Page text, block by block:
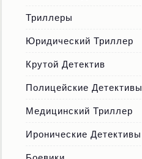
Триллеры
Юридический Триллер
Крутой Детектив
Полицейские Детективы
Медицинский Триллер
Иронические Детективы